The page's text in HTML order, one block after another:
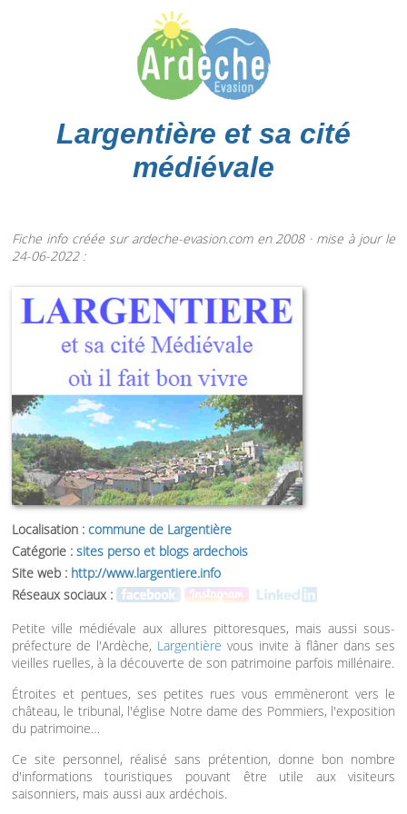
Largentière et sa cité
médiévale
Fiche info créée sur ardeche-evasion.com en 2008 · mise à jour le
24-06-2022 :
Localisation : commune de Largentière
Catégorie : sites perso et blogs ardechois
Site web : http://www.largentiere.info
Réseaux sociaux :
Petite ville médiévale aux allures pittoresques, mais aussi sous-
préfecture de l'Ardèche, Largentière vous invite à flâner dans ses
vieilles ruelles, à la découverte de son patrimoine parfois millénaire.
Étroites et pentues, ses petites rues vous emmèneront vers le
château, le tribunal, l'église Notre dame des Pommiers, l'exposition
du patrimoine…
Ce site personnel, réalisé sans prétention, donne bon nombre
d'informations touristiques pouvant être utile aux visiteurs
saisonniers, mais aussi aux ardéchois.